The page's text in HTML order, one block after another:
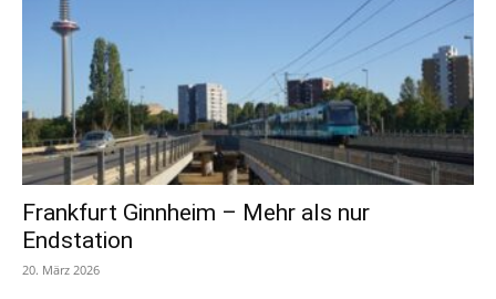
Frankfurt Ginnheim – Mehr als nur
Endstation
20. März 2026